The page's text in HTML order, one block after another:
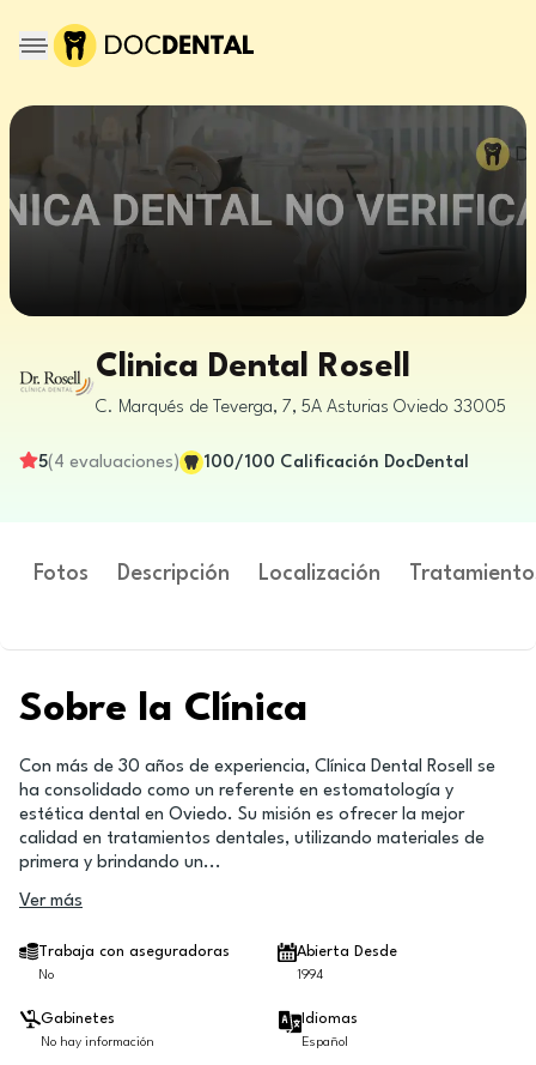
Clinica Dental Rosell
C. Marqués de Teverga, 7, 5A Asturias Oviedo 33005
5( 4 evaluaciones) 100/100 Calificación DocDental
Fotos Descripción Localización
Sobre la Clínica
Con más de 30 años de experiencia, Clínica Dental Rosell se
ha consolidado como un referente en estomatología y
estética dental en Oviedo. Su misión es ofrecer la mejor
calidad en tratamientos dentales, utilizando materiales de
primera y brindando un...
Ver más
Trabaja con aseguradoras
No
Abierta Desde
1994
Gabinetes
No hay información
Idiomas
Español